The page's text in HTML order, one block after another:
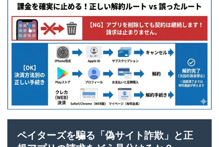
ペイターズを騙る「偽サイト詐欺」と正